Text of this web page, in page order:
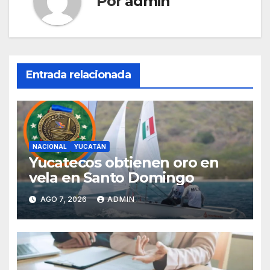
Entrada relacionada
NACIONAL YUCATÁN
Yucatecos obtienen oro en
vela en Santo Domingo
AGO 7, 2026 ADMIN